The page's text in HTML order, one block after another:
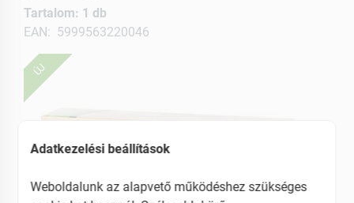
ÚJ
Tartalom: 1 db
EAN: 5999563220046
Adatkezelési beállítások
Weboldalunk az alapvető működéshez szükséges